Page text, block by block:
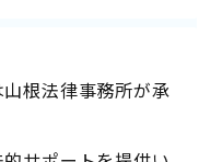
山根法律事務所が承